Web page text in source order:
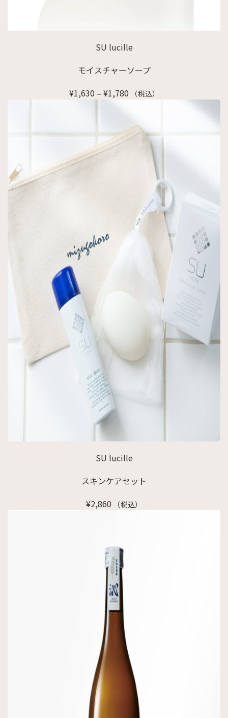
SU lucille
モイスチャーソープ
¥1,630 – ¥1,780価
¥1,630
–
¥1,780
（税込）
SU lucille
スキンケアセット
¥2,860 （税込）